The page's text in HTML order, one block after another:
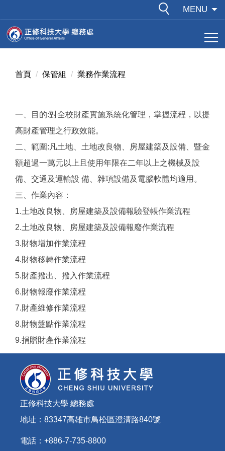
到
主
要
MENU
首頁 保管組 業務作業流程
一、目的:對全校財產實施系統化管理，掌握流程，以提
高財產管理之行政效能。
二、範圍:凡土地、土地改良物、房屋建築及設備、暨金
額超過一萬元以上且使用年限在二年以上之機械及設
備、交通及運輸設 備、雜項設備及電腦軟體均適用。
三、作業內容：
1.土地改良物、房屋建築及設備報驗登帳作業流程
2.土地改良物、房屋建築及設備報廢作業流程
3.財物增加作業流程
4.財物移轉作業流程
5.財產撥出、撥入作業流程
6.財物報廢作業流程
7.財產維修作業流程
8.財物盤點作業流程
9.捐贈財產作業流程
正修科技大學 總務處
地址：83347高雄市鳥松區澄清路840號
電話：+886-7-735-8800